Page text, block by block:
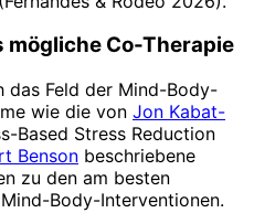
Co-Therapie
das Feld der Mind-Body-
wie die von Jon Kabat-
Based Stress Reduction
Benson beschriebene
zu den am besten
Body-Interventionen.